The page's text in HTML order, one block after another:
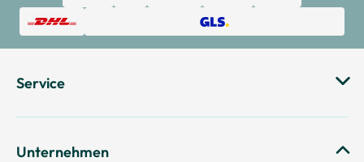
Service
Unternehmen